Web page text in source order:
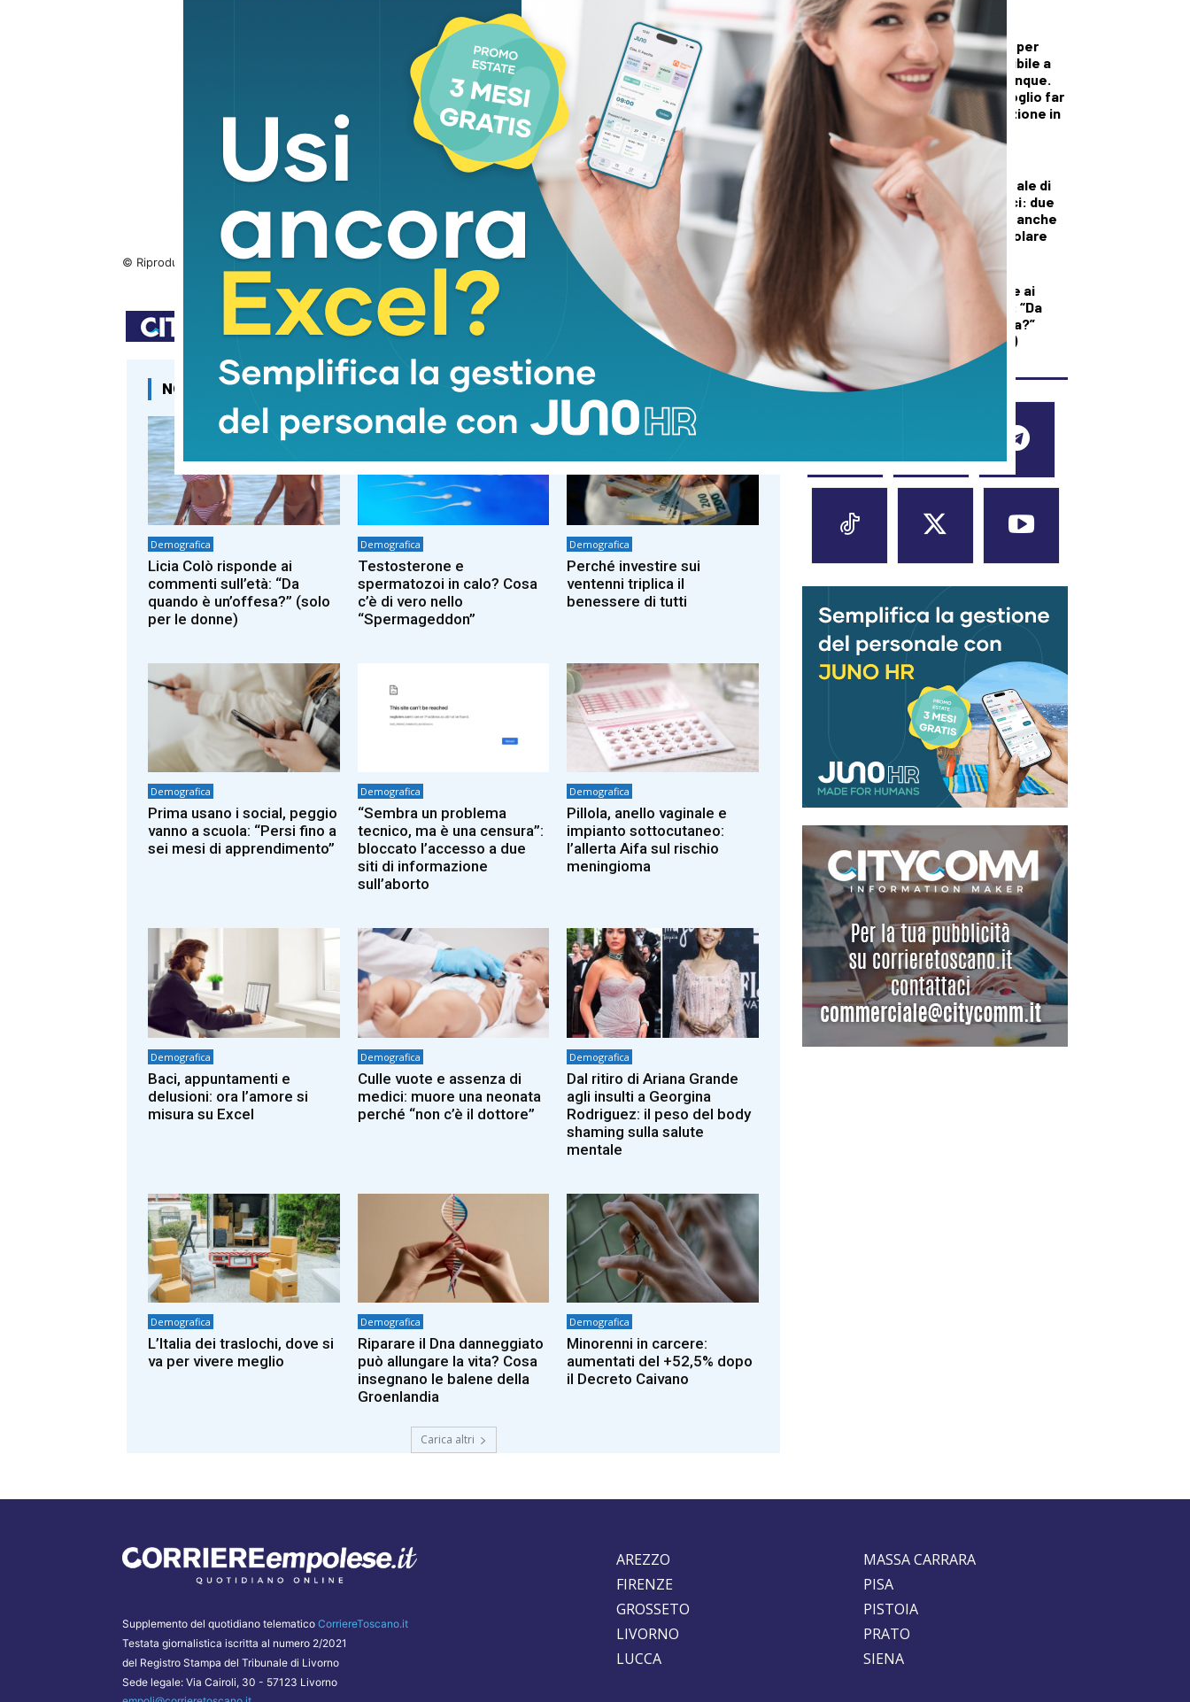
© Riproduzione riservata
NOTIZIE CORRELATE
Demografica
Licia Colò risponde ai
commenti sull’età: “Da
quando è un’offesa?” (solo
per le donne)
Demografica
Testosterone e
spermatozoi in calo? Cosa
c’è di vero nello
“Spermageddon”
Demografica
Perché investire sui
ventenni triplica il
benessere di tutti
Demografica
Prima usano i social, peggio
vanno a scuola: “Persi fino a
sei mesi di apprendimento”
Demografica
“Sembra un problema
tecnico, ma è una censura”:
bloccato l’accesso a due
siti di informazione
sull’aborto
Demografica
Pillola, anello vaginale e
impianto sottocutaneo:
l’allerta Aifa sul rischio
meningioma
Demografica
Baci, appuntamenti e
delusioni: ora l’amore si
misura su Excel
Demografica
Culle vuote e assenza di
medici: muore una neonata
perché “non c’è il dottore”
Demografica
Dal ritiro di Ariana Grande
agli insulti a Georgina
Rodriguez: il peso del body
shaming sulla salute
mentale
Demografica
L’Italia dei traslochi, dove si
va per vivere meglio
Demografica
Riparare il Dna danneggiato
può allungare la vita? Cosa
insegnano le balene della
Groenlandia
Demografica
Minorenni in carcere:
aumentati del +52,5% dopo
il Decreto Caivano
Carica altri
DALLA TOSCANA
Versiliana gremita per
Vannacci: “Disponibile a
dialogare con chiunque.
Non sono io che voglio far
cadere questa nazione in
mano alla sinistra”
CRONACA
Fiamme in un piazzale di
rimessaggio a Vinci: due
intossicati, brucia anche
l’abitazione del titolare
Licia Colò risponde ai
commenti sull’età: “Da
quando è un’offesa?”
(solo per le donne)
SEGUICI SUI SOCIAL
Supplemento del quotidiano telematico CorriereToscano.it
Testata giornalistica iscritta al numero 2/2021
del Registro Stampa del Tribunale di Livorno
Sede legale: Via Cairoli, 30 - 57123 Livorno
AREZZO
FIRENZE
GROSSETO
LIVORNO
LUCCA
MASSA CARRARA
PISA
PISTOIA
PRATO
SIENA